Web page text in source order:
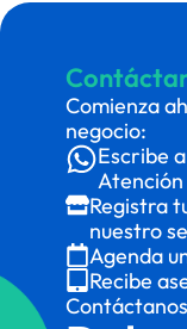
Comienza
negocio:
Escribe
Registra
nuestro
Agenda
Recibe